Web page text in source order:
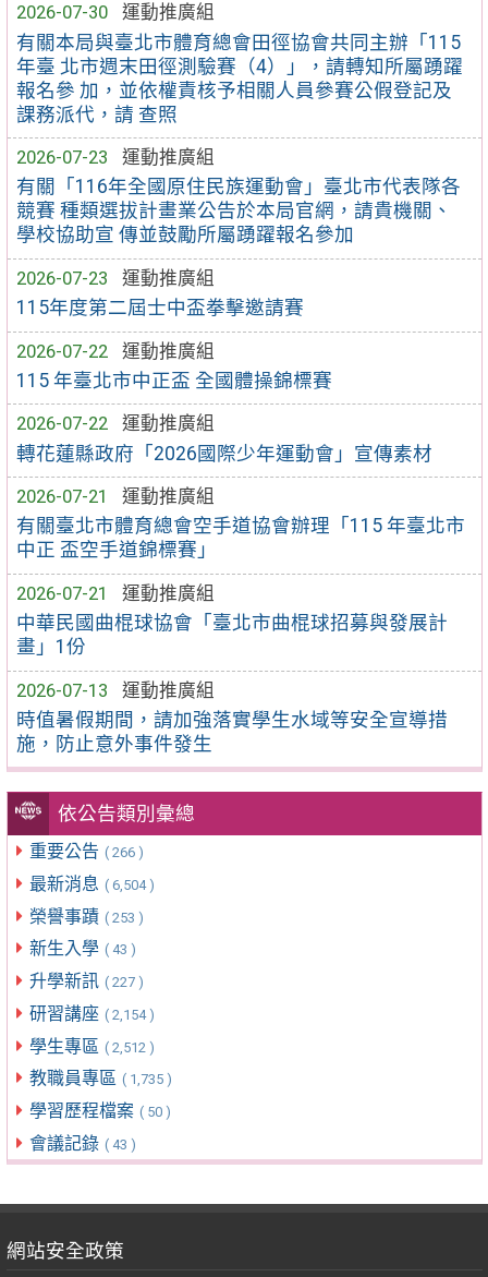
2026-07-30
運動推廣組
有關本局與臺北市體育總會田徑協會共同主辦「115
年臺 北市週末田徑測驗賽（4）」，請轉知所屬踴躍
報名參 加，並依權責核予相關人員參賽公假登記及
課務派代，請 查照
2026-07-23
運動推廣組
有關「116年全國原住民族運動會」臺北市代表隊各
競賽 種類選拔計畫業公告於本局官網，請貴機關、
學校協助宣 傳並鼓勵所屬踴躍報名參加
2026-07-23
運動推廣組
115年度第二屆士中盃拳擊邀請賽
2026-07-22
運動推廣組
115 年臺北市中正盃 全國體操錦標賽
2026-07-22
運動推廣組
轉花蓮縣政府「2026國際少年運動會」宣傳素材
2026-07-21
運動推廣組
有關臺北市體育總會空手道協會辦理「115 年臺北市
中正 盃空手道錦標賽」
2026-07-21
運動推廣組
中華民國曲棍球協會「臺北市曲棍球招募與發展計
畫」1份
2026-07-13
運動推廣組
時值暑假期間，請加強落實學生水域等安全宣導措
施，防止意外事件發生
依公告類別彙總
重要公告 ( 266 )
最新消息 ( 6,504 )
榮譽事蹟 ( 253 )
新生入學 ( 43 )
升學新訊 ( 227 )
研習講座 ( 2,154 )
學生專區 ( 2,512 )
教職員專區 ( 1,735 )
學習歷程檔案 ( 50 )
會議記錄 ( 43 )
網站安全政策